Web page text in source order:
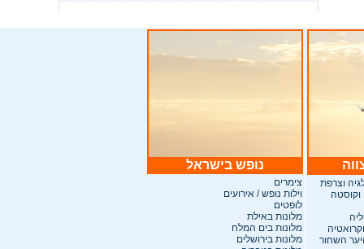
וצרפת
וקוסטה
השחור
נופש בישראל
צימרים
וילות נופש / אירועים
לופטים
מלונות באילת
מלונות בים המלח
מלונות בירושלים